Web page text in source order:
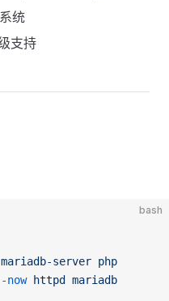
统
支持
bash
mariadb-server php
now httpd mariadb